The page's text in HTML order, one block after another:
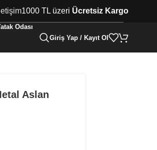
İletişim1000 TL üzeri Ücretsiz Kargo
Odası
Giriş Yap / Kayıt Ol
Aslan